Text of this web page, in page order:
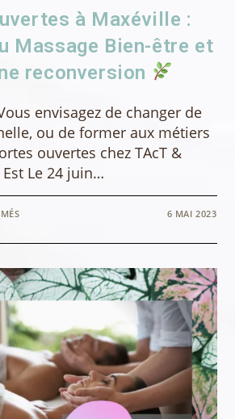
à Maxéville :
Massage Bien-être et
reconversion
envisagez de changer de
ou de former aux métiers
ouvertes chez TAcT &
Le 24 juin…
SUR
OUVERTES
MAXÉVILLE
:
SE
FORMER
MASSAGE
BIEN-
ÊTRE
ET
ENVISAGER
UNE
RECONVERSION
6 MAI 2023